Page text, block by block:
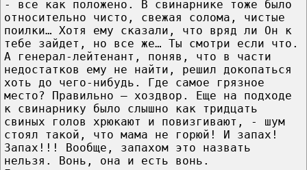
- все как положено. В свинарнике тоже было
относительно чисто, свежая солома, чистые
поилки… Хотя ему сказали, что вряд ли Он к
тебе зайдет, но все же… Ты смотри если что.
А генерал-лейтенант, поняв, что в части
недостатков ему не найти, решил докопаться
хоть до чего-нибудь. Где самое грязное
место? Правильно – хоздвор. Еще на подходе
к свинарнику было слышно как тридцать
свиных голов хрюкают и повизгивают, - шум
стоял такой, что мама не горюй! И запах!
Запах!!! Вообще, запахом это назвать
нельзя. Вонь, она и есть вонь.